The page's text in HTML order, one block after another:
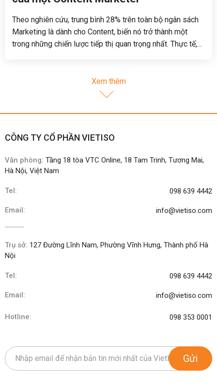
Theo nghiên cứu, trung bình 28% trên toàn bộ ngân sách
Marketing là dành cho Content, biến nó trở thành một
trong những chiến lược tiếp thị quan trọng nhất. Thực tế,
không phải chiến lược Content nào cũng hiệu quả, và yếu
tố quan trọng ảnh hưởng hầu hết đến sự thành bại lại
Content Marketer thành công? Yếu tố nào tạo nên điều
Xem thêm
CÔNG TY CỔ PHẦN VIETISO
Văn phòng: Tầng 18 tòa VTC Online, 18 Tam Trinh, Tương Mai,
Hà Nội, Việt Nam
Tel: 098 639 4442
Email: info@vietiso.com
Trụ sở: 127 Đường Lĩnh Nam, Phường Vĩnh Hưng, Thành phố Hà
Nội
Tel: 098 639 4442
Email: info@vietiso.com
Hotline: 098 353 0001
Gửi